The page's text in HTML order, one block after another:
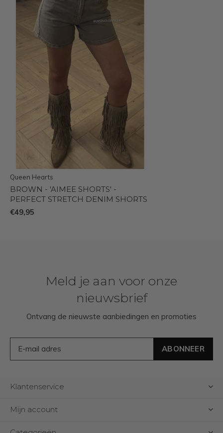
Queen Hearts
BROWN - 'AIMEE SHORTS' -
PERFECT STRETCH DENIM SHORTS
€49,95
Meld je aan voor onze
nieuwsbrief
Ontvang de nieuwste aanbiedingen en promoties
ABONNEER
Klantenservice
Mijn account